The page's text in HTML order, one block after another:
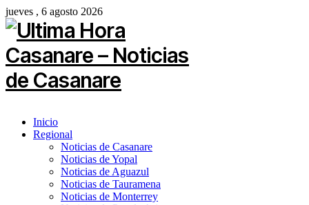
jueves , 6 agosto 2026
Inicio
Regional
Noticias de Casanare
Noticias de Yopal
Noticias de Aguazul
Noticias de Tauramena
Noticias de Monterrey